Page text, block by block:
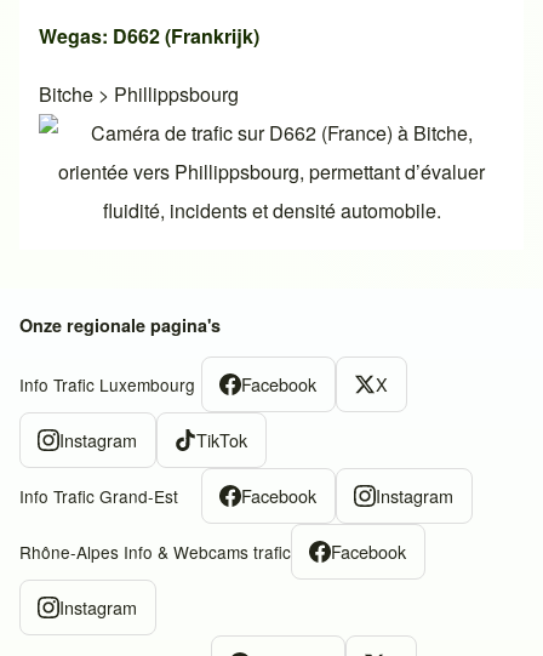
Wegas: D662 (Frankrijk)
Bitche > Phillippsbourg
Onze regionale pagina's
Info Trafic Luxembourg Facebook X
Instagram TikTok
Info Trafic Grand-Est Facebook Instagram
Rhône-Alpes Info & Webcams trafic Facebook
Instagram